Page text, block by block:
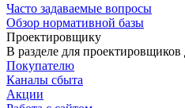
Часто задаваемые вопросы
Обзор нормативной базы
Проектировщику
В разделе для
Покупателю
Каналы сбыта
Акции